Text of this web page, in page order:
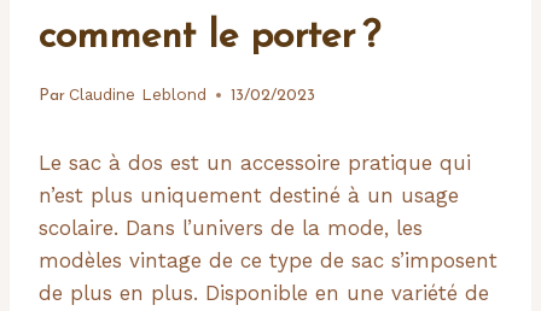
comment le porter ?
Par Claudine Leblond 13/02/2023
Le sac à dos est un accessoire pratique qui
n’est plus uniquement destiné à un usage
scolaire. Dans l’univers de la mode, les
modèles vintage de ce type de sac s’imposent
de plus en plus. Disponible en une variété de